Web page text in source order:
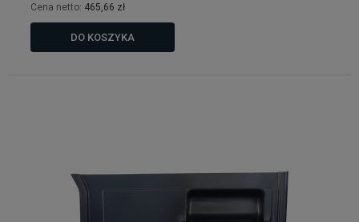
Cena netto: 465,66 zł
DO KOSZYKA